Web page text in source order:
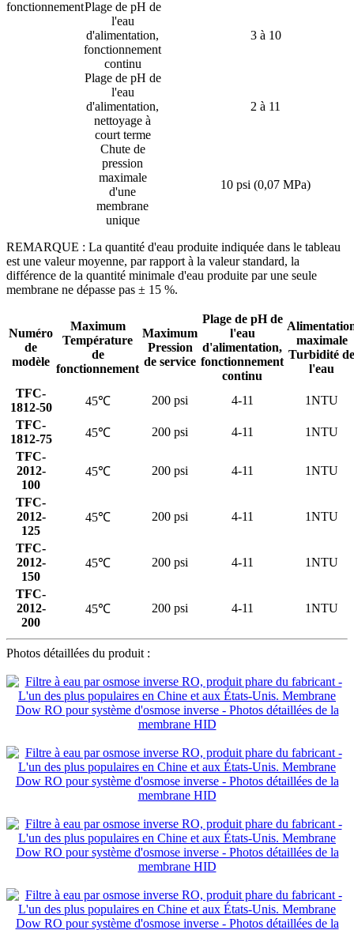
fonctionnementPlage de pH de
l'eau
d'alimentation,
fonctionnement
continu
3 à 10
Plage de pH de
l'eau
d'alimentation,
nettoyage à
court terme
2 à 11
Chute de
pression
maximale
d'une
membrane
unique
10 psi (0,07 MPa)
REMARQUE : La quantité d'eau produite indiquée dans le tableau
est une valeur moyenne, par rapport à la valeur standard, la
différence de la quantité minimale d'eau produite par une seule
membrane ne dépasse pas ± 15 %.
Numéro
de
modèle
Maximum
Température
de
fonctionnement
Maximum
Pression
de service
Plage de pH de
l'eau
d'alimentation,
fonctionnement
continu
maximale
Turbidité de
l'eau
TFC-
1812-50
45℃ 200 psi 4-11
1NTU
TFC-
1812-75
45℃ 200 psi 4-11
1NTU
TFC-
2012-
100
45℃ 200 psi 4-11 1NTU
TFC-
2012-
125
45℃ 200 psi 4-11 1NTU
TFC-
2012-
150
45℃ 200 psi 4-11 1NTU
TFC-
2012-
200
45℃ 200 psi 4-11 1NTU
Photos détaillées du produit :